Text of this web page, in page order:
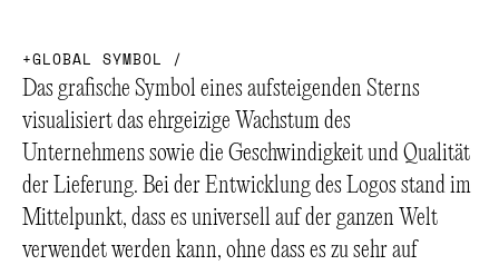
GLOBAL SYMBOL /
Das grafische Symbol eines aufsteigenden Sterns
visualisiert das ehrgeizige Wachstum des
Unternehmens sowie die Geschwindigkeit und Qualität
der Lieferung. Bei der Entwicklung des Logos stand im
Mittelpunkt, dass es universell auf der ganzen Welt
verwendet werden kann, ohne dass es zu sehr auf